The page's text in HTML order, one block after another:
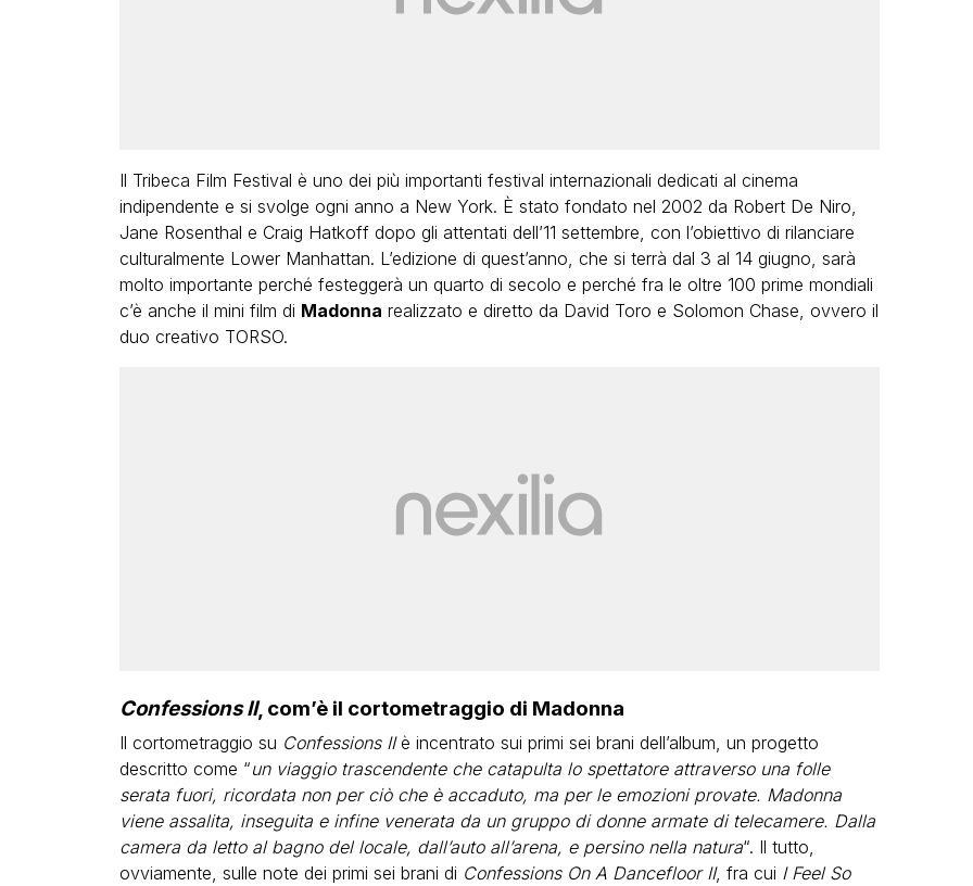
Il Tribeca Film Festival è uno dei più importanti festival internazionali dedicati al cinema
indipendente e si svolge ogni anno a New York. È stato fondato nel 2002 da Robert De Niro,
Jane Rosenthal e Craig Hatkoff dopo gli attentati dell’11 settembre, con l’obiettivo di rilanciare
culturalmente Lower Manhattan. L’edizione di quest’anno, che si terrà dal 3 al 14 giugno, sarà
molto importante perché festeggerà un quarto di secolo e perché fra le oltre 100 prime mondiali
c’è anche il mini film di Madonna realizzato e diretto da David Toro e Solomon Chase, ovvero il
duo creativo TORSO.
Confessions II, com’è il cortometraggio di Madonna
Il cortometraggio su Confessions IIè incentrato sui primi sei brani dell’album, un progetto
descritto come “un viaggio trascendente che catapulta lo spettatore attraverso una folle
serata fuori, ricordata non per ciò che è accaduto, ma per le emozioni provate. Madonna
viene assalita, inseguita e infine venerata da un gruppo di donne armate di telecamere. Dalla
camera da letto al bagno del locale, dall’auto all’arena, e persino nella natura“. Il tutto,
ovviamente, sulle note dei primi sei brani di Confessions On A Dancefloor II, fra cui I Feel So